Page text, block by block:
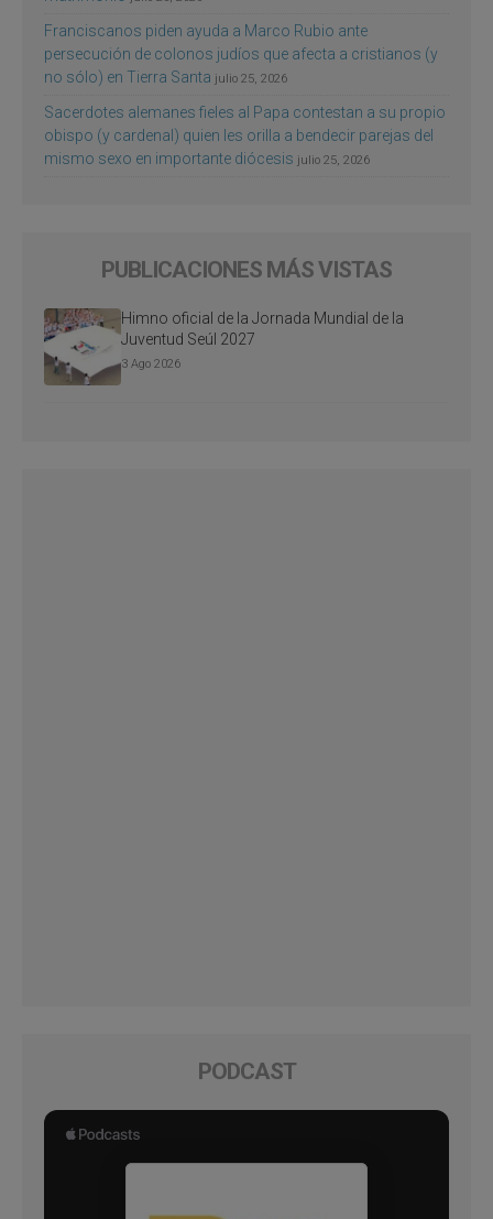
Franciscanos piden ayuda a Marco Rubio ante
persecución de colonos judíos que afecta a cristianos (y
no sólo) en Tierra Santa julio 25, 2026
Sacerdotes alemanes fieles al Papa contestan a su propio
obispo (y cardenal) quien les orilla a bendecir parejas del
mismo sexo en importante diócesis julio 25, 2026
PUBLICACIONES MÁS VISTAS
Himno oficial de la Jornada Mundial de la
Juventud Seúl 2027
3 Ago 2026
PODCAST